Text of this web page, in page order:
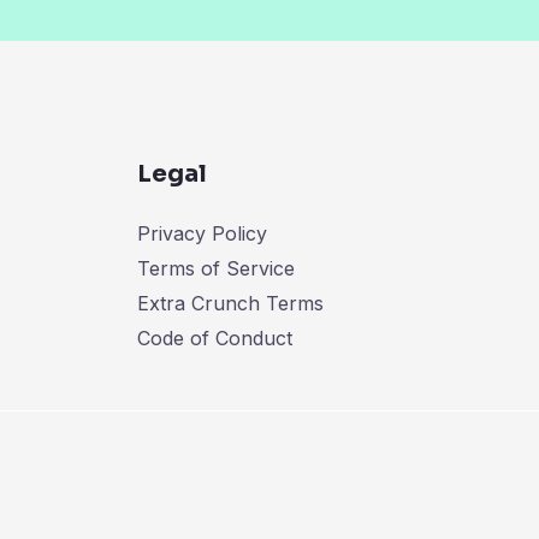
Legal
Privacy Policy
Terms of Service
Extra Crunch Terms
Code of Conduct